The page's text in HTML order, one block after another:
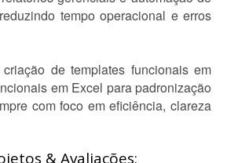
tempo operacional e erros
de templates funcionais em
em Excel para padronização
com foco em eficiência, clareza
& Avaliações: